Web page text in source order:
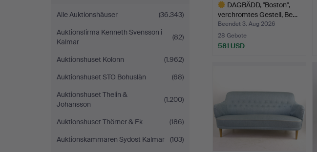
Alle Auktionshäuser
(36.343)
Auktionsfirma Kenneth Svensson i
Kalmar
(82)
Auktionshuset Kolonn
(1.962)
Auktionshuset STO Bohuslän
(68)
Auktionshuset Thelin &
Johansson
(1.200)
Auktionshuset Thörner & Ek
(186)
Auktionskammaren Sydost Kalmar
(103)
DAGBÄDD, "Boston",
verchromtes Gestell, Be…
Beendet 3. Aug 2026
28 Gebote
581 USD